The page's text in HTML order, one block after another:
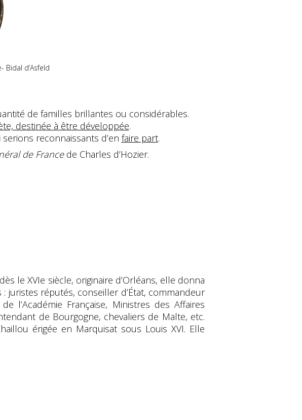
Bidal d’Asfeld
de familles brillantes ou considérables.
destinée à être développée.
reconnaissants d’en faire part.
de Francede Charles d’Hozier.
le XVIe siècle, originaire d’Orléans, elle donna
réputés, conseiller d’État, commandeur
l’Académie Française, Ministres des Affaires
de Bourgogne, chevaliers de Malte, etc.
érigée en Marquisat sous Louis XVI. Elle